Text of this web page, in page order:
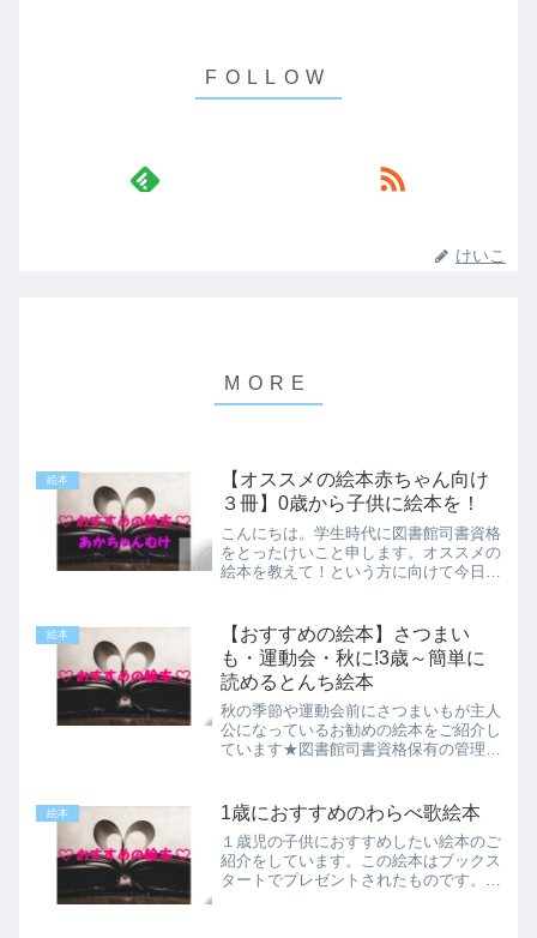
けいこ
絵本
【オススメの絵本赤ちゃん向け
３冊】0歳から子供に絵本を！
こんにちは。学生時代に図書館司書資格
をとったけいこと申します。オススメの
絵本を教えて！という方に向けて今日は
とがいっぱいです★赤ちゃん向けのオス
スメの絵本を読んで０歳か...
絵本
【おすすめの絵本】さつまい
も・運動会・秋に!3歳～簡単に
読めるとんち絵本
秋の季節や運動会前にさつまいもが主人
公になっているお勧めの絵本をご紹介し
ています★図書館司書資格保有の管理人
子が楽しく読める絵本です。
絵本 1歳におすすめのわらべ歌絵本
１歳児の子供におすすめしたい絵本のご
紹介をしています。この絵本はブックス
タートでプレゼントされたものです。子